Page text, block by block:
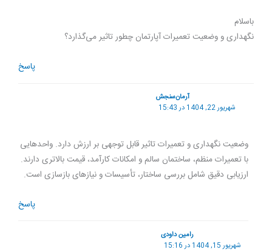
باسلام
نگهداری و وضعیت تعمیرات آپارتمان چطور تاثیر می‌گذارد؟
پاسخ
آرمان‌سنجش
شهریور 22, 1404 در 15:43
وضعیت نگهداری و تعمیرات تاثیر قابل توجهی بر ارزش دارد. واحدهایی
با تعمیرات منظم، ساختمان سالم و امکانات کارآمد، قیمت بالاتری دارند.
ارزیابی دقیق شامل بررسی ساختار، تأسیسات و نیازهای بازسازی است.
پاسخ
رامین داودی
شهریور 15, 1404 در 15:16